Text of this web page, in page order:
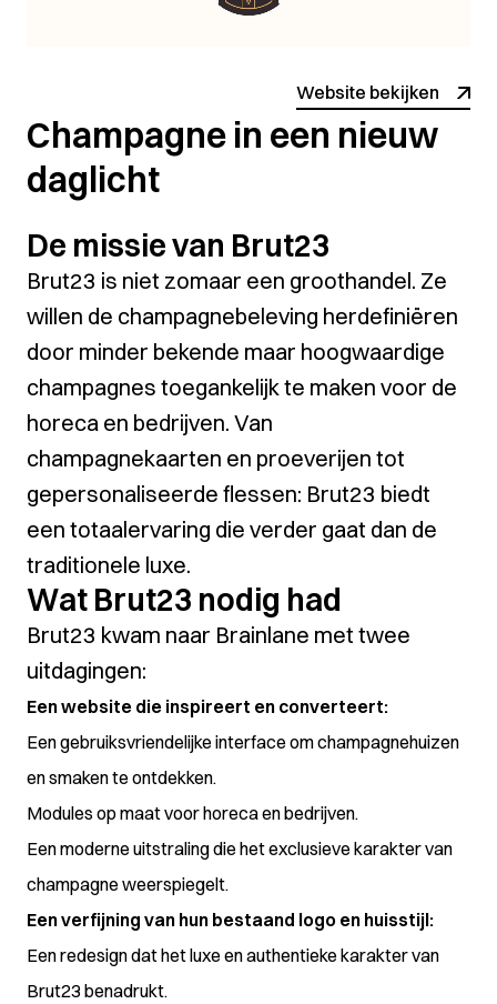
Website bekijken
Champagne in een nieuw
daglicht
De missie van Brut23
Brut23 is niet zomaar een groothandel. Ze
willen de champagnebeleving herdefiniëren
door minder bekende maar hoogwaardige
champagnes toegankelijk te maken voor de
horeca en bedrijven. Van
champagnekaarten en proeverijen tot
gepersonaliseerde flessen: Brut23 biedt
een totaalervaring die verder gaat dan de
traditionele luxe.
Wat Brut23 nodig had
Brut23 kwam naar Brainlane met twee
uitdagingen:
Een website die inspireert en converteert:
Een gebruiksvriendelijke interface om champagnehuizen
en smaken te ontdekken.
Modules op maat voor horeca en bedrijven.
Een moderne uitstraling die het exclusieve karakter van
champagne weerspiegelt.
Een verfijning van hun bestaand logo en huisstijl:
Een redesign dat het luxe en authentieke karakter van
Brut23 benadrukt.